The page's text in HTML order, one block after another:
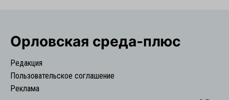
Орловская cреда-плюс
Редакция
Пользовательское соглашение
Реклама